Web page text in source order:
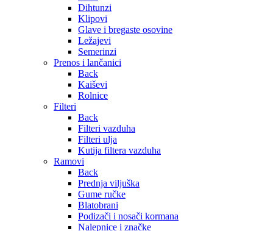
Dihtunzi
Klipovi
Glave i bregaste osovine
Ležajevi
Semerinzi
Prenos i lančanici
Back
Kaiševi
Rolnice
Filteri
Back
Filteri vazduha
Filteri ulja
Kutija filtera vazduha
Ramovi
Back
Prednja viljuška
Gume ručke
Blatobrani
Podizači i nosači kormana
Nalepnice i značke